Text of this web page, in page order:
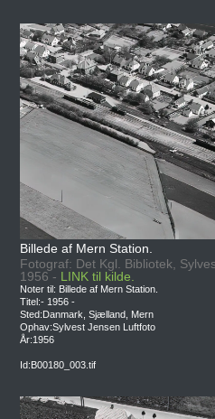
Billede af Mern Station.
Fotograf: Det Kgl. Bibliotek,
1956 - LINK til kilde.
Noter til: Billede af Mern Station.
Titel:- 1956 -
Sted:Danmark, Sjælland, Mern
Ophav:Sylvest Jensen Luftfoto
År:1956
Id:B00180_003.tif